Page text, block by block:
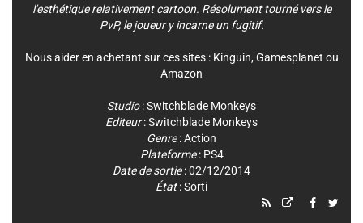
l'esthétique relativement cartoon. Résolument tourné vers le
PvP, le joueur y incarne un fugitif.
Nous aider en achetant sur ces sites : Kinguin, Gamesplanet ou
Amazon
Studio:Switchblade Monkeys
Editeur:Switchblade Monkeys
Genre:Action
Plateforme: PS4
Date de sortie: 02/12/2014
État: Sorti